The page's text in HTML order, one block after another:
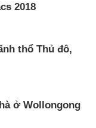
2018
thổ Thủ đô,
ở Wollongong